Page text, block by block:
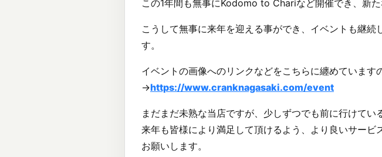
この1年間も無事にKodomo to Chariなど開催でき、新
こうして無事に来年を迎える事ができ、イベントも継
す。
イベントの画像へのリンクなどをこちらに纏めています
→https://www.cranknagasaki.com/event
まだまだ未熟な当店ですが、少しずつでも前に行けてい
来年も皆様により満足して頂けるよう、より良いサー
お願いします。